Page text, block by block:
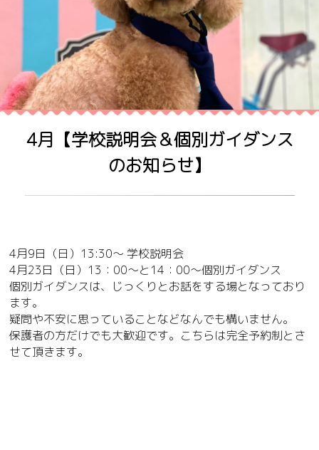
4月【学校説明会＆個別ガイダンス
のお知らせ】
4月9日（日）13:30～ 学校説明会
4月23日（日）13：00～と14：00～個別ガイダンス
個別ガイダンスは、じっくりとお話をする場となっており
ます。
疑問や不安に思っていることなどなんでも構いません。
保護者の方だけでも大歓迎です。こちらは完全予約制とさ
せて頂きます。